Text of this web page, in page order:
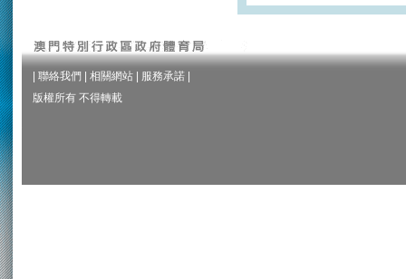
聯絡我們 相關網站 服務承諾
版權所有 不得轉載